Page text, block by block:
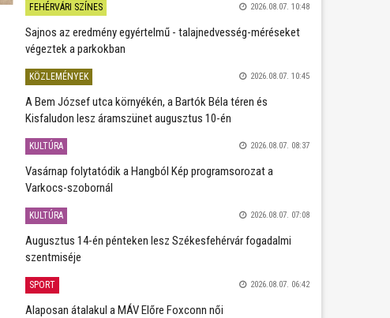
FEHÉRVÁRI SZÍNES 2026.08.07. 10:48
Sajnos az eredmény egyértelmű - talajnedvesség-méréseket
végeztek a parkokban
KÖZLEMÉNYEK 2026.08.07. 10:45
A Bem József utca környékén, a Bartók Béla téren és
Kisfaludon lesz áramszünet augusztus 10-én
KULTÚRA 2026.08.07. 08:37
Vasárnap folytatódik a Hangból Kép programsorozat a
Varkocs-szobornál
KULTÚRA 2026.08.07. 07:08
Augusztus 14-én pénteken lesz Székesfehérvár fogadalmi
szentmiséje
SPORT 2026.08.07. 06:42
Alaposan átalakul a MÁV Előre Foxconn női